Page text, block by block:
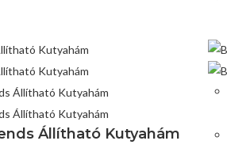
Állítható Kutyahám